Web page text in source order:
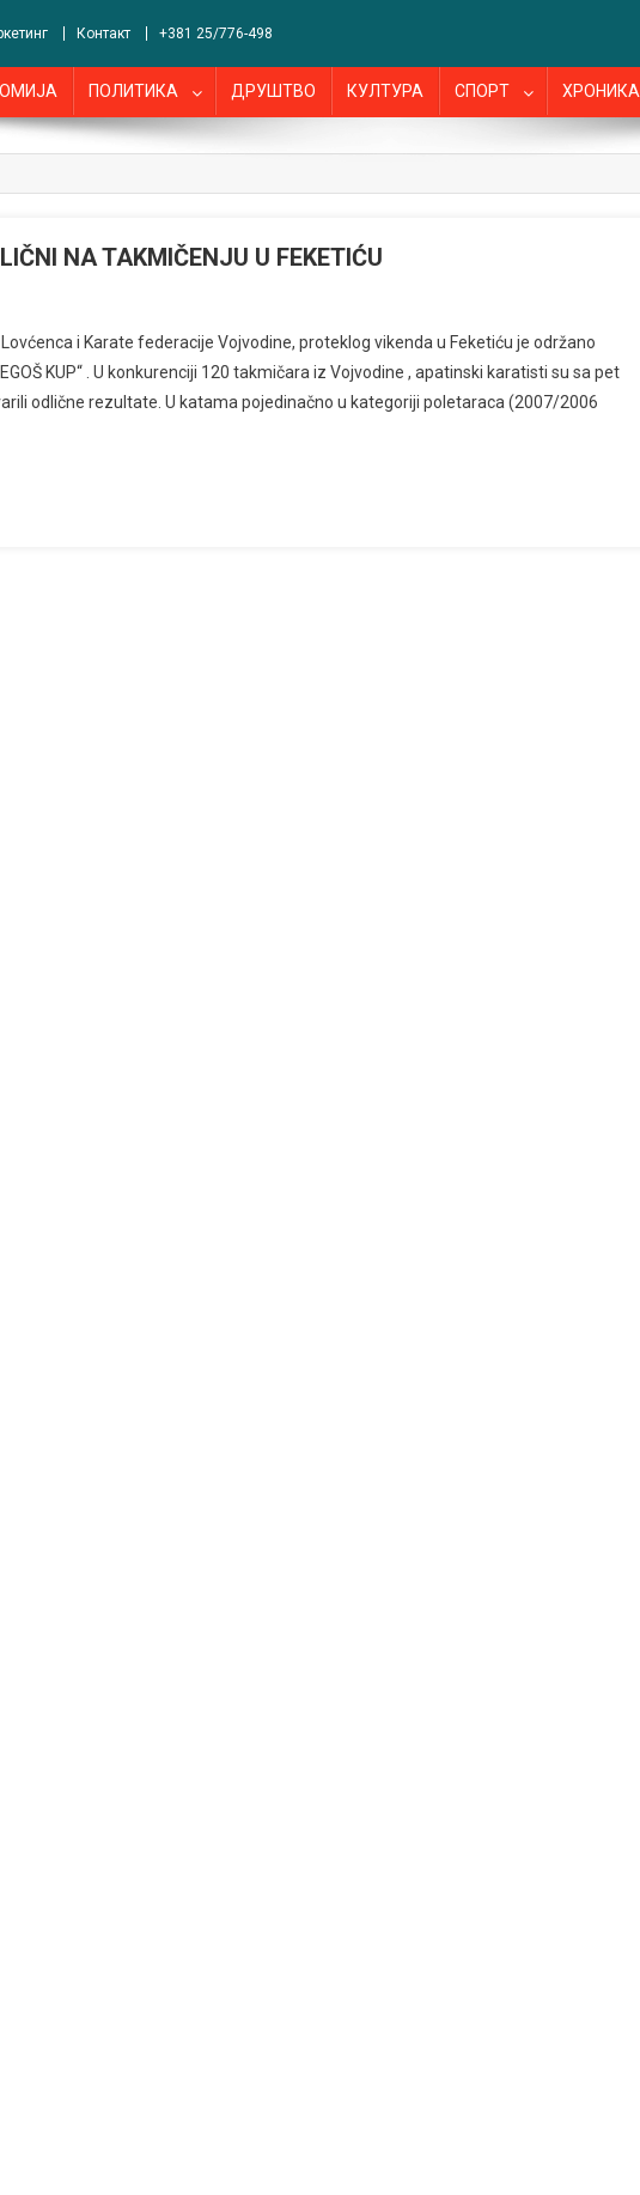
Контакт +381 25/776-498
ПОЛИТИКА ДРУШТВО КУЛТУРА СПОРТ ХРОНИКА
NA TAKMIČENJU U FEKETIĆU
i Karate federacije Vojvodine, proteklog vikenda u Feketiću je održano
KUP“ . U konkurenciji 120 takmičara iz Vojvodine , apatinski karatisti su sa pet
odlične rezultate. U katama pojedinačno u kategoriji poletaraca (2007/2006